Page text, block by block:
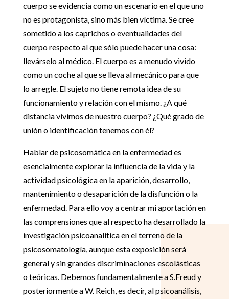
cuerpo se evidencia como un escenario en el que uno
no es protagonista, sino más bien víctima. Se cree
sometido a los caprichos o eventualidades del
cuerpo respecto al que sólo puede hacer una cosa:
llevárselo al médico. El cuerpo es a menudo vivido
como un coche al que se lleva al mecánico para que
lo arregle. El sujeto no tiene remota idea de su
funcionamiento y relación con el mismo. ¿A qué
distancia vivimos de nuestro cuerpo? ¿Qué grado de
unión o identificación tenemos con él?
Hablar de psicosomática en la enfermedad es
esencialmente explorar la influencia de la vida y la
actividad psicológica en la aparición, desarrollo,
mantenimiento o desaparición de la disfunción o la
enfermedad. Para ello voy a centrar mi aportación en
las comprensiones que al respecto ha desarrollado la
investigación psicoanalítica en el terreno de la
psicosomatología, aunque esta exposición será
general y sin grandes discriminaciones escolásticas
o teóricas. Debemos fundamentalmente a S.Freud y
posteriormente a W. Reich, es decir, al psicoanálisis,